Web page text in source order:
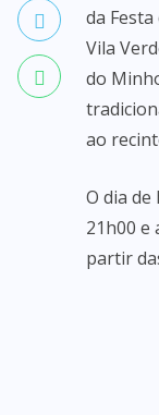
da
Vila
do
ao
O dia
21h00 e
partir